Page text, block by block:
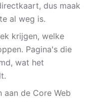
dus maak
al weg is.
krijgen, welke
Pagina's die
wat het
aan de Core Web